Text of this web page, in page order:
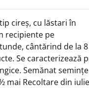
cireș, cu lăstari în
recipiente pe
cântărind de la 8
Se caracterizează
Semănat
mai Recoltare din